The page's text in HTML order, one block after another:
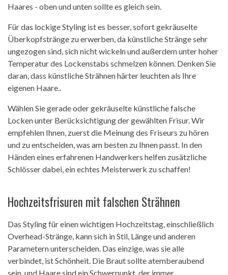
Haares - oben und unten sollte es gleich sein.
Für das lockige Styling ist es besser, sofort gekräuselte
Überkopfstränge zu erwerben, da künstliche Stränge sehr
ungezogen sind, sich nicht wickeln und außerdem unter hoher
Temperatur des Lockenstabs schmelzen können. Denken Sie
daran, dass künstliche Strähnen härter leuchten als Ihre
eigenen Haare..
Wählen Sie gerade oder gekräuselte künstliche falsche
Locken unter Berücksichtigung der gewählten Frisur. Wir
empfehlen Ihnen, zuerst die Meinung des Friseurs zu hören
und zu entscheiden, was am besten zu Ihnen passt. In den
Händen eines erfahrenen Handwerkers helfen zusätzliche
Schlösser dabei, ein echtes Meisterwerk zu schaffen!
Hochzeitsfrisuren mit falschen Strähnen
Das Styling für einen wichtigen Hochzeitstag, einschließlich
Overhead-Stränge, kann sich in Stil, Länge und anderen
Parametern unterscheiden. Das einzige, was sie alle
verbindet, ist Schönheit. Die Braut sollte atemberaubend
sein, und Haare sind ein Schwerpunkt, der immer